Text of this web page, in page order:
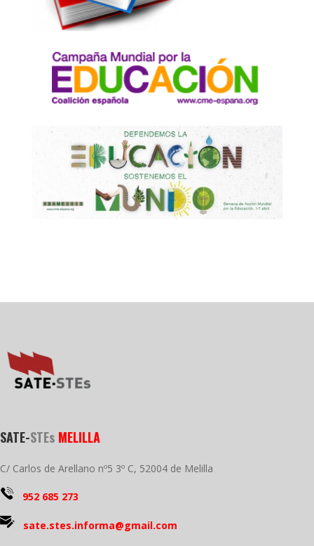
SATE-STEs MELILLA
C/ Carlos de Arellano nº5 3º C, 52004 de Melilla
952 685 273
sate.stes.informa@gmail.com